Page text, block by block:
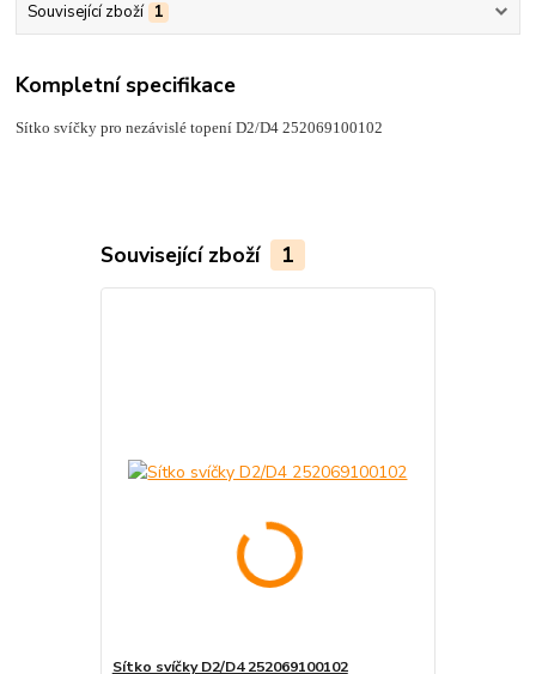
Související zboží 1
Kompletní specifikace
Sítko svíčky pro nezávislé topení D2/D4 252069100102
Související zboží 1
Sítko svíčky D2/D4 252069100102